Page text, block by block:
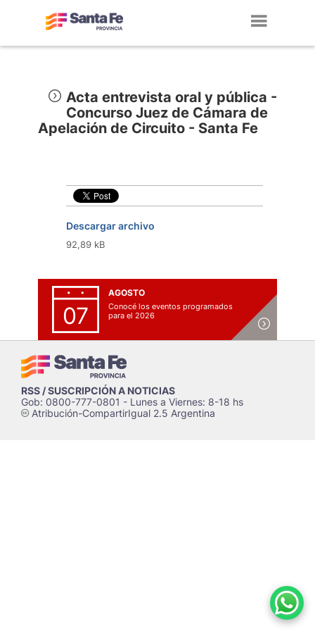
Acta entrevista oral y pública -
Concurso Juez de Cámara de
Apelación de Circuito - Santa Fe
Descargar archivo
92,89 kB
07
AGOSTO
Conocé los eventos programados
para el 2026
RSS / SUSCRIPCIÓN A NOTICIAS
Gob: 0800-777-0801 - Lunes a Viernes: 8-18 hs
cAtribución-CompartirIgual 2.5 Argentina